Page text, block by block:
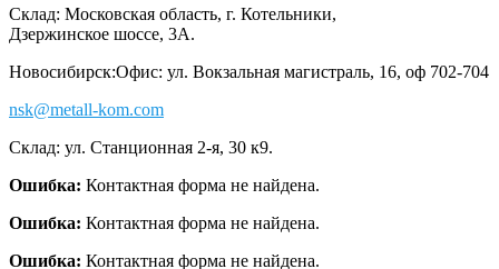
Склад: Московская область, г. Котельники,
Дзержинское шоссе, 3А.
Новосибирск:Офис: ул. Вокзальная магистраль, 16, оф 702-704
nsk@metall-kom.com
Склад: ул. Станционная 2-я, 30 к9.
Ошибка: Контактная форма не найдена.
Ошибка: Контактная форма не найдена.
Ошибка: Контактная форма не найдена.